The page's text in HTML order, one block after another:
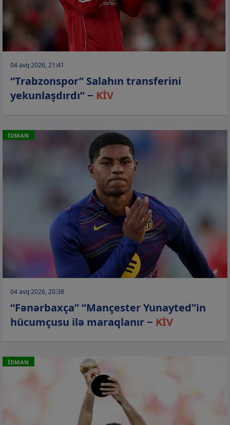
04 avq 2026, 21:41
“Trabzonspor” Salahın transferini
yekunlaşdırdı” − KİV
İDMAN
04 avq 2026, 20:38
“Fənərbaxça” “Mançester Yunayted”in
hücumçusu ilə maraqlanır − KİV
İDMAN